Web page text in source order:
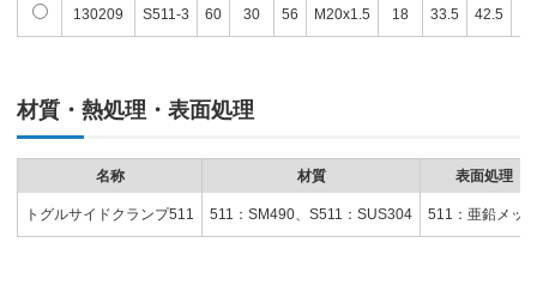
130209 S511-3 60 30 56 M20x1.5 18 33.5 42.5
材質・熱処理・表面処理
名称 材質 表面処理
トグルサイドクランプ511 511：SM490、S511：SUS304 511：亜鉛メッ